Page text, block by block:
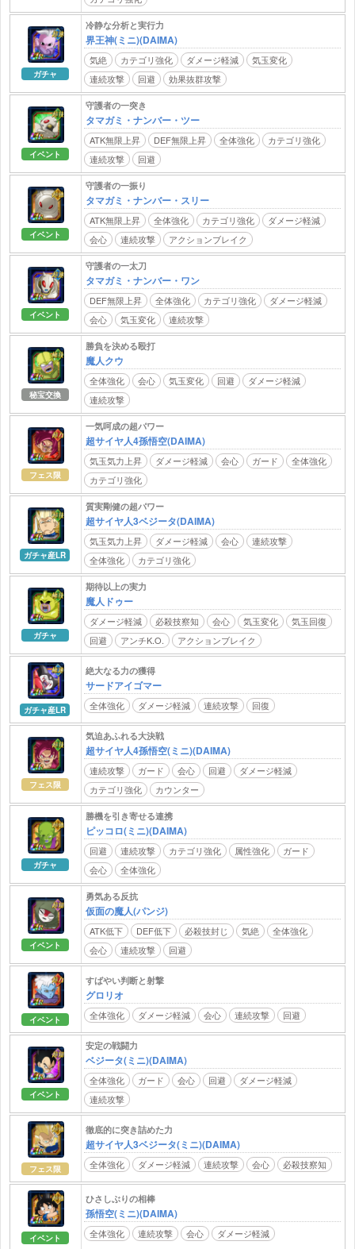
ガチャ
冷静な分析と実行力
界王神(ミニ)(DAIMA)
気絶 カテゴリ強化 ダメージ軽減
気玉変化
連続攻撃
回避 効果抜群攻撃
イベント
守護者の一突き
タマガミ・ナンバー・ツー
ATK無限上昇 DEF無限上昇 全体強化
カテゴリ強化
連続攻撃
回避
イベント
守護者の一振り
タマガミ・ナンバー・スリー
ATK無限上昇 全体強化 カテゴリ強化
ダメージ軽減
会心
連続攻撃 アクションブレイク
イベント
守護者の一太刀
タマガミ・ナンバー・ワン
DEF無限上昇 全体強化 カテゴリ強化
ダメージ軽減
会心
気玉変化 連続攻撃
秘宝交換
勝負を決める殴打
魔人クウ
全体強化 会心 気玉変化 回避
ダメージ軽減
連続攻撃
フェス限
一気呵成の超パワー
超サイヤ人4孫悟空(DAIMA)
気玉気力上昇 ダメージ軽減 会心 ガード
全体強化
カテゴリ強化
ガチャ産LR
質実剛健の超パワー
超サイヤ人3ベジータ(DAIMA)
気玉気力上昇 ダメージ軽減 会心
連続攻撃
全体強化
カテゴリ強化
ガチャ
期待以上の実力
魔人ドゥー
ダメージ軽減 必殺技察知 会心 気玉変化
気玉回復
回避
アンチK.O. アクションブレイク
ガチャ産LR
絶大なる力の獲得
サードアイゴマー
全体強化 ダメージ軽減 連続攻撃 回復
フェス限
気迫あふれる大決戦
超サイヤ人4孫悟空(ミニ)(DAIMA)
連続攻撃 ガード 会心 回避
ダメージ軽減
カテゴリ強化
カウンター
ガチャ
勝機を引き寄せる連携
ピッコロ(ミニ)(DAIMA)
回避 連続攻撃 カテゴリ強化 属性強化
ガード
会心
全体強化
イベント
勇気ある反抗
仮面の魔人(パンジ)
ATK低下 DEF低下 必殺技封じ 気絶
全体強化
会心
連続攻撃 回避
イベント
すばやい判断と射撃
グロリオ
全体強化 ダメージ軽減 会心 連続攻撃 回避
イベント
安定の戦闘力
ベジータ(ミニ)(DAIMA)
全体強化 ガード 会心 回避
ダメージ軽減
連続攻撃
フェス限
徹底的に突き詰めた力
超サイヤ人3ベジータ(ミニ)(DAIMA)
全体強化 ダメージ軽減 連続攻撃 会心 必殺技察知
イベント
ひさしぶりの相棒
孫悟空(ミニ)(DAIMA)
全体強化 連続攻撃 会心 ダメージ軽減